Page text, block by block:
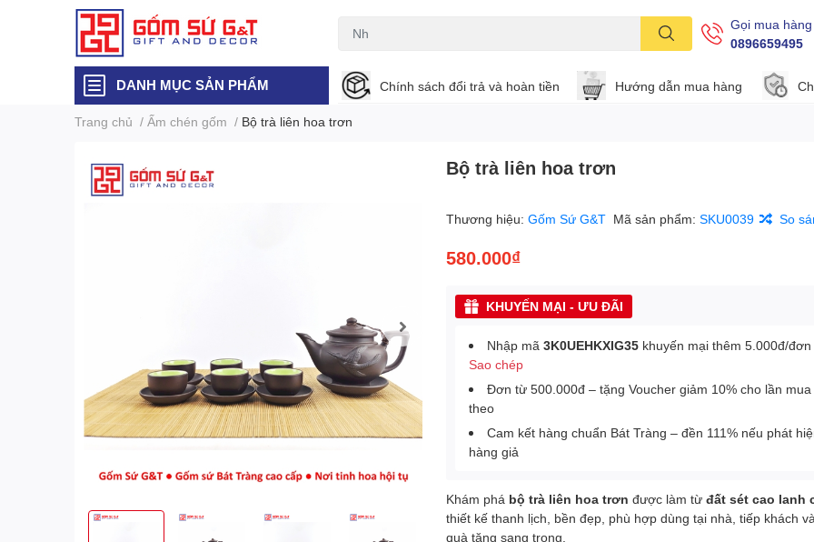
Gọi mua hàng
0896659495
DANH MỤC SẢN PHẨM Chính sách đổi trả và hoàn tiền Hướng dẫn mua hàng
Trang chủ / Ấm chén gốm / Bộ trà liên hoa trơn
Bộ trà liên hoa trơn
Thương hiệu:Gốm Sứ G&T Mã sản phẩm:SKU0039 So
580.000₫
KHUYẾN MẠI - ƯU ĐÃI
Nhập mã3K0UEHKXIG35 khuyến mại thêm 5.000đ/đơn
Sao chép
Đơn từ 500.000đ – tặng Voucher giảm 10% cho lần mua
theo
Cam kết hàng chuẩn Bát Tràng – đền 111% nếu phát
hàng giả
Khám phá bộ trà liên hoa trơn được làm từđất sét cao lanh
thiết kế thanh lịch, bền đẹp, phù hợp dùng tại nhà, tiếp khách
quà tặng sang trọng.